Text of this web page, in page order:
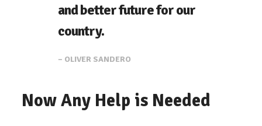
and better future for our
country.
– OLIVER SANDERO
Now Any Help is Needed